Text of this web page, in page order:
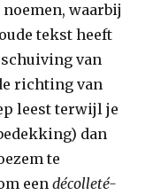
noemen, waarbij
tekst heeft
van
richting van
leest terwijl je
dan
te
eendécolleté-